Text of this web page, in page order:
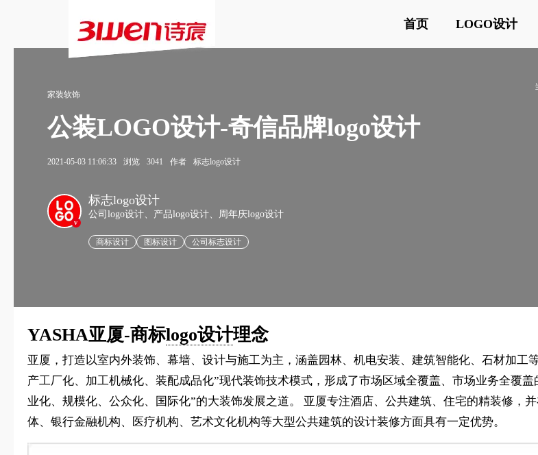
首页 LOGO设计
家装软饰
公装LOGO设计-奇信品牌logo设计
2021-05-03 11:06:33 浏览 3041 作者 标志logo设计
v
标志logo设计
公司logo设计、产品logo设计、周年庆logo设计
商标设计 图标设计 公司标志设计
YASHA亚厦-商标logo设计理念
亚厦，打造以室内外装饰、幕墙、设计与施工为主，涵盖园林、机电安装、建筑智能化、石材加工
产工厂化、加工机械化、装配成品化”现代装饰技术模式，形成了市场区域全覆盖、市场业务全覆
业化、规模化、公众化、国际化”的大装饰发展之道。 亚厦专注酒店、公共建筑、住宅的精装修，
体、银行金融机构、医疗机构、艺术文化机构等大型公共建筑的设计装修方面具有一定优势。